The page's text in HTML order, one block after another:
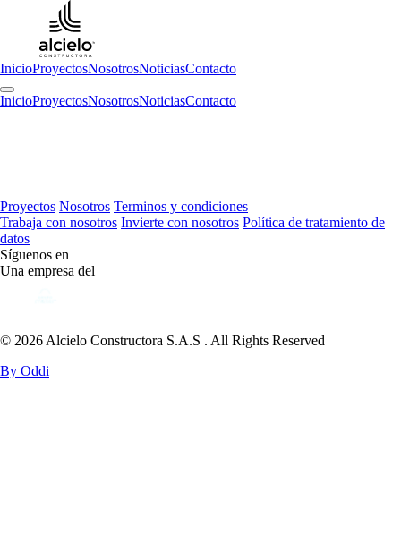
InicioProyectosNosotrosNoticiasContacto
InicioProyectosNosotrosNoticiasContacto
Proyectos Nosotros Terminos y condiciones
Trabaja con nosotros Invierte con nosotros Política de tratamiento de
datos
Síguenos en
Una empresa del
© 2026 Alcielo Constructora S.A.S . All Rights Reserved
By Oddi